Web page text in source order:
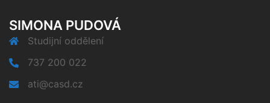
SIMONA PUDOVÁ
Studijní oddělení
737 200 022
ati@casd.cz